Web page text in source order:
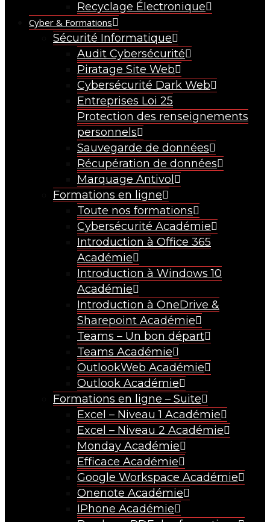
Recyclage Électronique
Cyber & Formations
Sécurité Informatique
Audit Cybersécurité
Piratage Site Web
Cybersécurité Dark Web
Entreprises Loi 25
Protection des renseignements
personnels
Sauvegarde de données
Récupération de données
Marquage Antivol
Formations en ligne
Toute nos formations
Cybersécurité Académie
Introduction à Office 365
Académie
Introduction à Windows 10
Académie
Introduction à OneDrive &
Sharepoint Académie
Teams – Un bon départ
Teams Académie
OutlookWeb Académie
Outlook Académie
Formations en ligne – Suite
Excel – Niveau 1 Académie
Excel – Niveau 2 Académie
Monday Académie
Efficace Académie
Google Workspace Académie
Onenote Académie
IPhone Académie